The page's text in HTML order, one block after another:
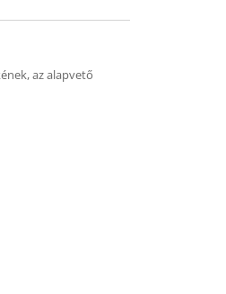
az alapvető